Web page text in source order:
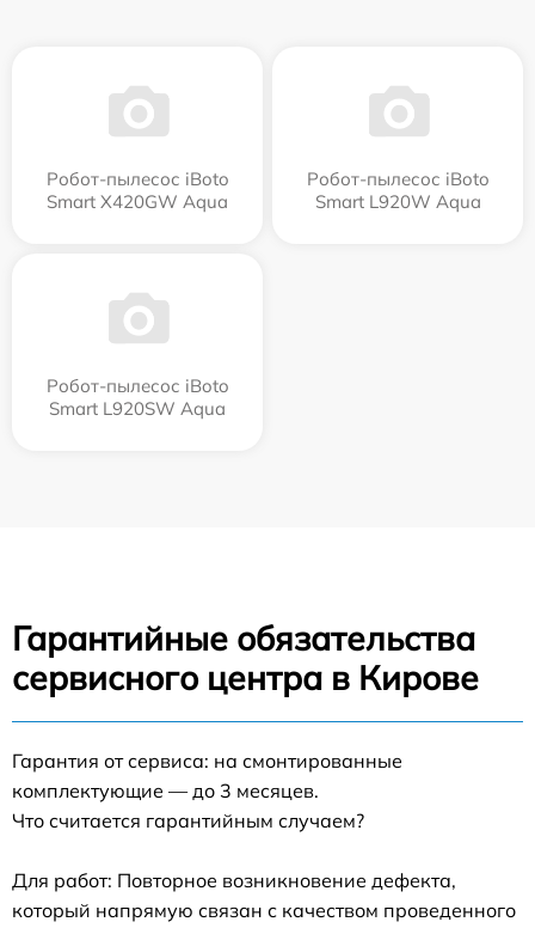
Робот-пылесос iBoto
Smart Х420GW Aqua
Робот-пылесос iBoto
Smart L920W Aqua
Робот-пылесос iBoto
Smart L920SW Aqua
Гарантийные обязательства
сервисного центра в Кирове
Гарантия от сервиса: на смонтированные
комплектующие — до 3 месяцев.
Что считается гарантийным случаем?
Для работ: Повторное возникновение дефекта,
который напрямую связан с качеством проведенного